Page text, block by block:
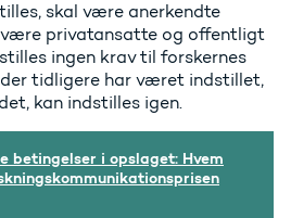
skal være anerkendte
privatansatte og offentligt
ingen krav til forskernes
tidligere har været indstillet,
kan indstilles igen.
betingelser i opslaget: Hvem